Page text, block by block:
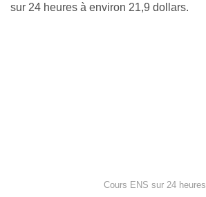
sur 24 heures à environ 21,9 dollars.
Cours ENS sur 24 heures